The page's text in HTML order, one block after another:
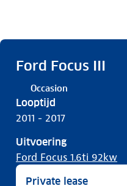
Ford Focus III
Occasion
Looptijd
2011 - 2017
Uitvoering
Ford Focus 1.6ti 92kw
Private lease